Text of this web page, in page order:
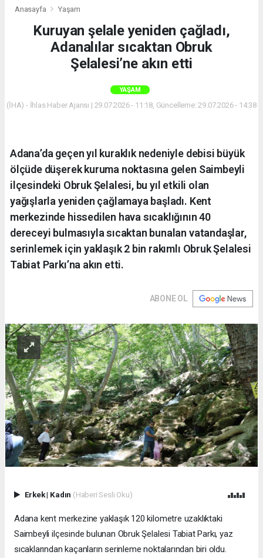
Anasayfa Yaşam
Kuruyan şelale yeniden çağladı,
Adanalılar sıcaktan Obruk
Şelalesi’ne akın etti
YAŞAM
(İHA) - İhlas Haber Ajansı | 29.07.2026 - 11:18, Güncelleme: 29.07.2026 - 14:38
Adana’da geçen yıl kuraklık nedeniyle debisi büyük
ölçüde düşerek kuruma noktasına gelen Saimbeyli
ilçesindeki Obruk Şelalesi, bu yıl etkili olan
yağışlarla yeniden çağlamaya başladı. Kent
merkezinde hissedilen hava sıcaklığının 40
dereceyi bulmasıyla sıcaktan bunalan vatandaşlar,
serinlemek için yaklaşık 2 bin rakımlı Obruk Şelalesi
Tabiat Parkı’na akın etti.
ABONE OL
Erkek| Kadın (Haberi Sesli Oku)
Adana kent merkezine yaklaşık 120 kilometre uzaklıktaki
Saimbeyli ilçesinde bulunan Obruk Şelalesi Tabiat Parkı, yaz
sıcaklarından kaçanların serinleme noktalarından biri oldu.